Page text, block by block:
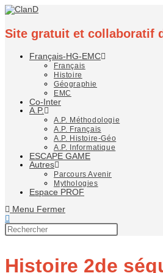
Site gratuit et collaboratif
Français-HG-EMC
Français
Histoire
Géographie
EMC
Co-Inter
A.P.
A.P. Méthodologie
A.P. Français
A.P. Histoire-Géo
A.P. Informatique
ESCAPE GAME
Autres
Parcours Avenir
Mythologies
Espace PROF
Menu Fermer
Histoire 2de